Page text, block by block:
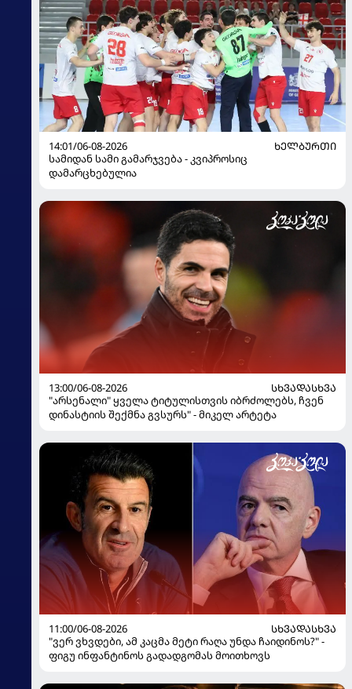
14:01/06-08-2026
ᲮᲔᲚᲑᲣᲠᲗᲘ
სამიდან სამი გამარჯვება - კვიპროსიც
დამარცხებულია
13:00/06-08-2026
ᲡᲮᲕᲐᲓᲐᲡᲮᲕᲐ
"არსენალი" ყველა ტიტულისთვის იბრძოლებს, ჩვენ
დინასტიის შექმნა გვსურს" - მიკელ არტეტა
11:00/06-08-2026
ᲡᲮᲕᲐᲓᲐᲡᲮᲕᲐ
"ვერ ვხვდები, ამ კაცმა მეტი რაღა უნდა ჩაიდინოს?" -
ფიგუ ინფანტინოს გადადგომას მოითხოვს